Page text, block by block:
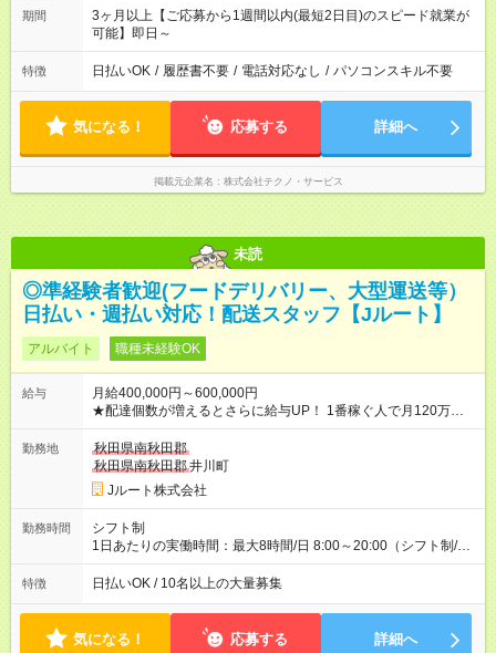
期間
3ヶ月以上【ご応募から1週間以内(最短2日目)のスピード就業が
可能】即日～
特徴 日払いOK / 履歴書不要 / 電話対応なし / パソコンスキル不要
気になる！ 応募する 詳細へ
掲載元企業名 株式会社テクノ・サービス
未読
◎準経験者歓迎(フードデリバリー、大型運送等）
日払い・週払い対応！配送スタッフ【Jルート】
アルバイト 職種未経験OK
給与
月給400,000円～600,000円
★配達個数が増えるとさらに給与UP！ 1番稼ぐ人で月120万ほ
ど！ ・主要都市エリア 月収55万円／週5日稼働 月収65万~112
万円／週6日稼働 ・地方郊外エリア 月収40万円／週5日稼働 月
収40万円~50万円／週6日稼働 ＜モデルイメージ＞ ■月収50万
円 (27歳男性/江東区在住)※元建築関係 1日150個配達×25日勤務
(日休み) ■月収80万円(43歳男性/墨田区在住)※元営業 1日200個
勤務地
秋田県南秋田郡
秋田県南秋田郡井川町
Jルート株式会社
勤務時間
シフト制
1日あたりの実働時間：最大8時間/日 8:00～20:00（シフト制/実
働8時間） ※週5日勤務（場所次第では週4も有り） ※配達状況に
よって時間外での勤務可能性有り ※案件により多少の前後あり
特徴 日払いOK / 10名以上の大量募集
気になる！ 応募する 詳細へ